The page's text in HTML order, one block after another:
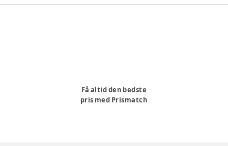
Få altid den bedste
pris med Prismatch